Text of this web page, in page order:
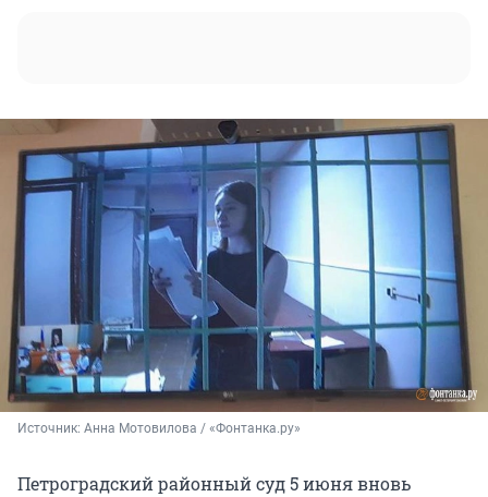
Источник: Анна Мотовилова / «Фонтанка.ру»
Петроградский районный суд 5 июня вновь